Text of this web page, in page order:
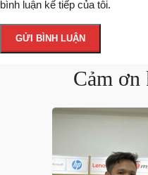
bình luận kế tiếp của tôi.
Cảm ơn